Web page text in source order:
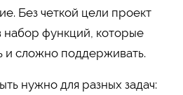
Без четкой цели проект
набор функций, которые
и сложно поддерживать.
нужно для разных задач: